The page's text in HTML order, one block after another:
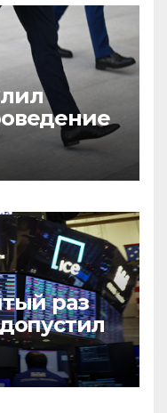
на 2024
раз
Обзор
от 15